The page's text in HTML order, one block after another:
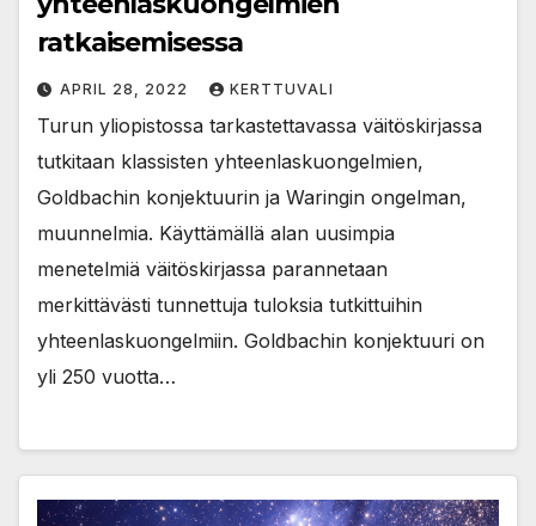
ratkaisemisessa
APRIL 28, 2022 KERTTUVALI
Turun yliopistossa tarkastettavassa väitöskirjassa
tutkitaan klassisten yhteenlaskuongelmien,
Goldbachin konjektuurin ja Waringin ongelman,
muunnelmia. Käyttämällä alan uusimpia
menetelmiä väitöskirjassa parannetaan
merkittävästi tunnettuja tuloksia tutkittuihin
yhteenlaskuongelmiin. Goldbachin konjektuuri on
yli 250 vuotta…